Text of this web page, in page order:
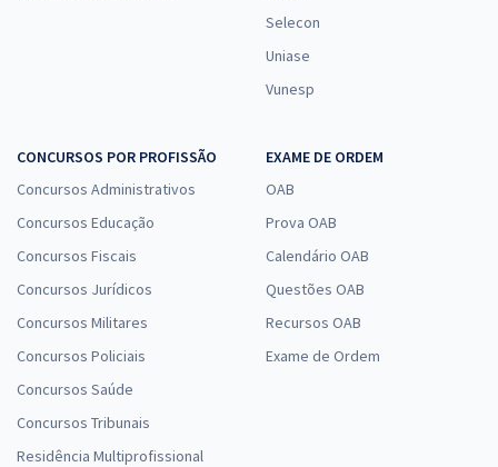
Selecon
Uniase
Vunesp
CONCURSOS POR PROFISSÃO
Concursos Administrativos
Concursos Educação
Concursos Fiscais
Concursos Jurídicos
Concursos Militares
Concursos Policiais
Concursos Saúde
Concursos Tribunais
Residência Multiprofissional
EXAME DE ORDEM
OAB
Prova OAB
Calendário OAB
Questões OAB
Recursos OAB
Exame de Ordem